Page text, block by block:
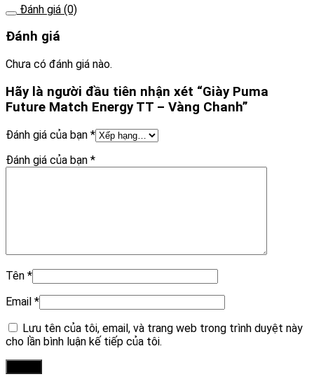
Đánh giá (0)
Đánh giá
Chưa có đánh giá nào.
Hãy là người đầu tiên nhận xét “Giày Puma
Future Match Energy TT – Vàng Chanh”
Đánh giá của bạn *
Đánh giá của bạn *
Tên *
Email *
Lưu tên của tôi, email, và trang web trong trình duyệt này
cho lần bình luận kế tiếp của tôi.